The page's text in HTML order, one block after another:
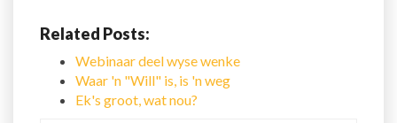
Related Posts:
Webinaar deel wyse wenke
Waar 'n "Will" is, is 'n weg
Ek's groot, wat nou?